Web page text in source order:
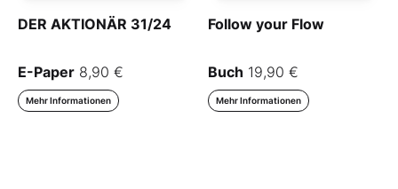
DER AKTIONÄR 31/24
E-Paper 8,90 €
Mehr Informationen
Follow your Flow
Buch 19,90 €
Mehr Informationen